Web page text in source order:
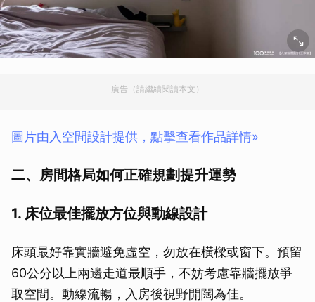
廣告（請繼續閱讀本文）
圖片由入空間設計提供，點擊查看作品詳情»
二、房間格局如何正確規劃提升運勢
1. 床位最佳擺放方位與動線設計
床頭最好靠實牆避免虛空，勿放在橫樑或窗下。預留
60公分以上兩邊走道最順手，不妨考慮靠牆擺放爭
取空間。動線流暢，入房後視野開闊為佳。